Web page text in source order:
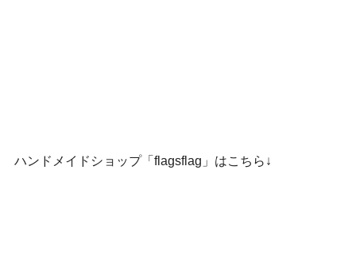
ハンドメイドショップ「flagsflag」はこちら↓